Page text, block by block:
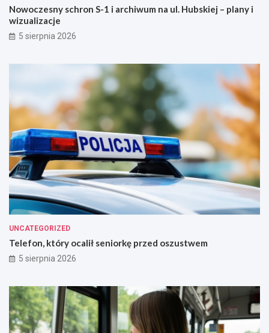
Nowoczesny schron S-1 i archiwum na ul. Hubskiej – plany i
wizualizacje
5 sierpnia 2026
UNCATEGORIZED
Telefon, który ocalił seniorkę przed oszustwem
5 sierpnia 2026